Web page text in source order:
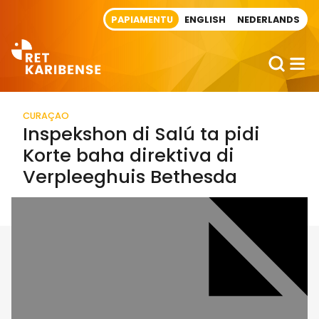
PAPIAMENTU ENGLISH NEDERLANDS
CURAÇAO
Inspekshon di Salú ta pidi
Korte baha direktiva di
Verpleeghuis Bethesda